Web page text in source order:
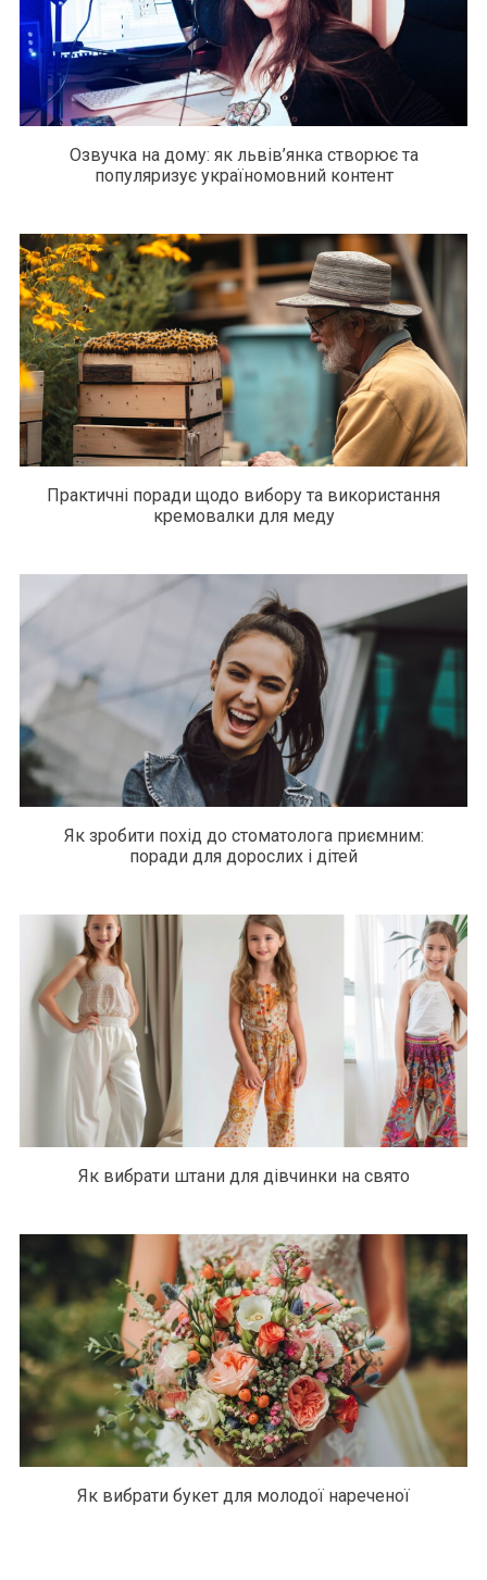
Озвучка на дому: як львів’янка створює та
популяризує україномовний контент
Практичні поради щодо вибору та використання
кремовалки для меду
Як зробити похід до стоматолога приємним:
поради для дорослих і дітей
Як вибрати штани для дівчинки на свято
Як вибрати букет для молодої нареченої